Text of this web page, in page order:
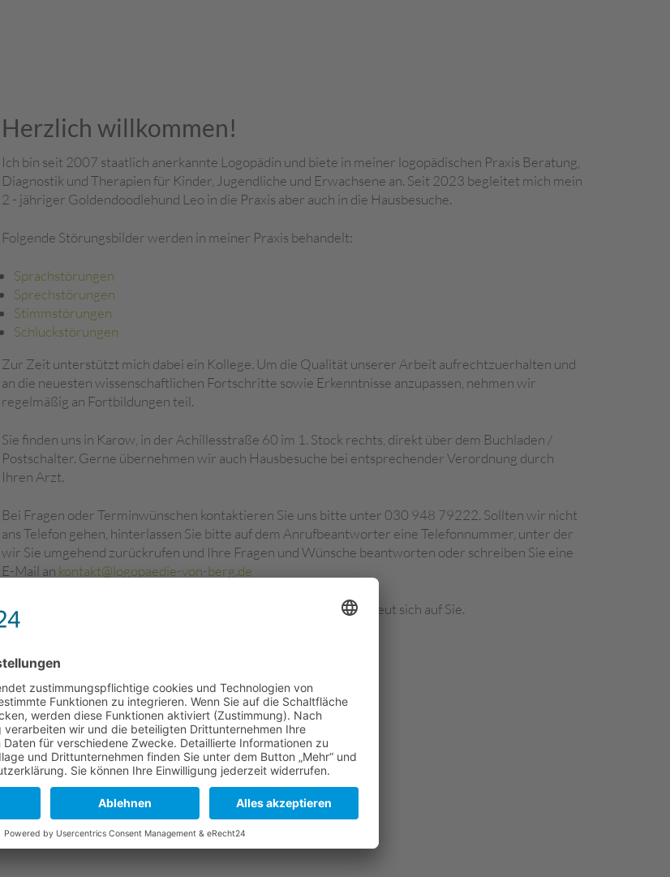
Herzlich willkommen!
Ich bin seit 2007 staatlich anerkannte Logopädin und biete in meiner logopädischen Praxis Beratung,
Diagnostik und Therapien für Kinder, Jugendliche und Erwachsene an. Seit 2023 begleitet mich mein
2 - jähriger Goldendoodlehund Leo in die Praxis aber auch in die Hausbesuche.
Folgende Störungsbilder werden in meiner Praxis behandelt:
Sprachstörungen
Sprechstörungen
Stimmstörungen
Schluckstörungen
Zur Zeit unterstützt mich dabei ein Kollege. Um die Qualität unserer Arbeit aufrechtzuerhalten und
an die neuesten wissenschaftlichen Fortschritte sowie Erkenntnisse anzupassen, nehmen wir
regelmäßig an Fortbildungen teil.
Sie finden uns in Karow, in der Achillesstraße 60 im 1. Stock rechts, direkt über dem Buchladen /
Postschalter. Gerne übernehmen wir auch Hausbesuche bei entsprechender Verordnung durch
Ihren Arzt.
Bei Fragen oder Terminwünschen kontaktieren Sie uns bitte unter 030 948 79222. Sollten wir nicht
ans Telefon gehen, hinterlassen Sie bitte auf dem Anrufbeantworter eine Telefonnummer, unter der
wir Sie umgehend zurückrufen und Ihre Fragen und Wünsche beantworten oder schreiben Sie eine
E-Mail an kontakt@logopaedie-von-berg.de
Das der Logopädischen Praxis Swantje von Berg in Berlin freut sich auf Sie.